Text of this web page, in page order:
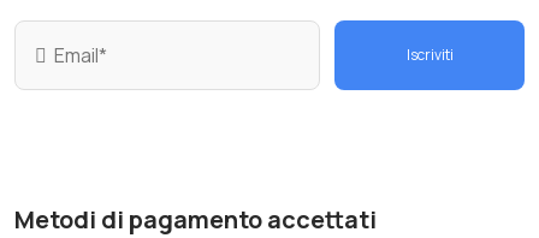
Iscriviti
Metodi di pagamento accettati